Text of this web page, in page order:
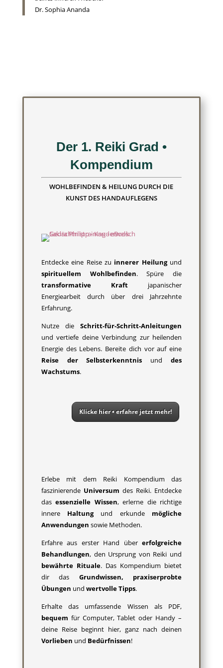
Dr. Sophia Ananda
Der 1. Reiki Grad •
Kompendium
WOHLBEFINDEN & HEILUNG DURCH DIE
KUNST DES HANDAUFLEGENS
Entdecke eine Reise zu innerer Heilungund
spirituellem Wohlbefinden. Spüre die
transformative Kraftjapanischer
Energiearbeit durch über drei Jahrzehnte
Erfahrung.
Nutze die Schritt-für-Schritt-Anleitungen
und vertiefe deine Verbindung zur heilenden
Energie des Lebens. Bereite dich vor auf eine
Reise der Selbsterkenntnis und des
Wachstums.
Klicke hier • erfahre jetzt mehr!
Erlebe mit dem Reiki Kompendium das
faszinierende Universum des Reiki. Entdecke
dasessenzielle Wissen, erlerne die richtige
innere Haltungund erkunde mögliche
Anwendungen sowie Methoden.
Erfahre aus erster Hand über erfolgreiche
Behandlungen, den Ursprung von Reiki und
bewährte Rituale. Das Kompendium bietet
dir das Grundwissen, praxiserprobte
Übungen undwertvolle Tipps.
Erhalte das umfassende Wissen als PDF,
bequem für Computer, Tablet oder Handy –
deine Reise beginnt hier, ganz nach deinen
Vorlieben und Bedürfnissen!